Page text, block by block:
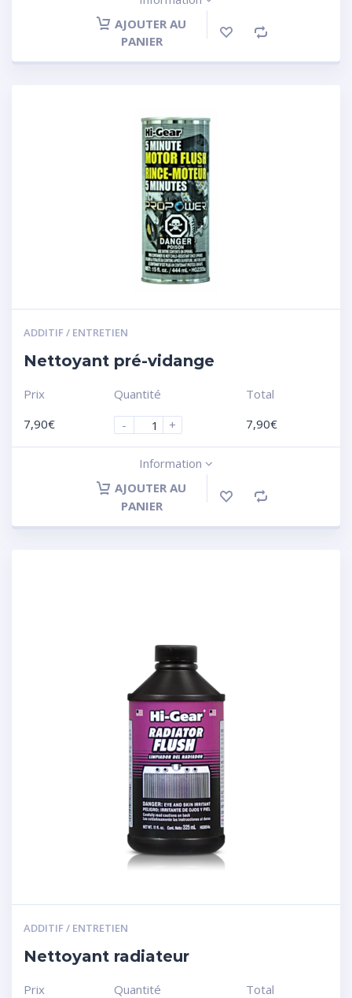
AJOUTER AU
PANIER
ADDITIF / ENTRETIEN
Nettoyant pré-vidange
Prix
7,90€
Quantité
-
+
Total
7,90€
Information
AJOUTER AU
PANIER
ADDITIF / ENTRETIEN
Nettoyant radiateur
Prix
Quantité
Total